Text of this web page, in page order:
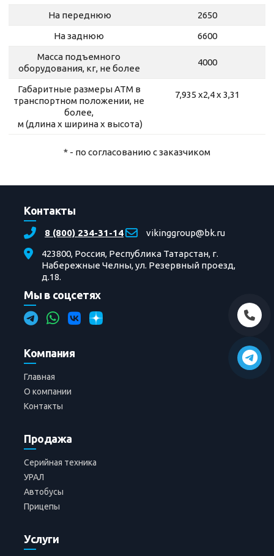
На переднюю
2650
На заднюю
6600
Масса подъемного
оборудования, кг, не более
4000
Габаритные размеры АТМ в
транспортном положении, не
более,
м (длина х ширина х высота)
7,935 х2,4 х 3,31
* - по согласованию с заказчиком
Контакты
8 (800) 234-31-14
vikinggroup@bk.ru
423800, Россия, Республика Татарстан, г.
Набережные Челны, ул. Резервный проезд,
д.18.
Мы в соцсетях
Компания
Главная
О компании
Контакты
Продажа
Серийная техника
УРАЛ
Автобусы
Прицепы
Услуги